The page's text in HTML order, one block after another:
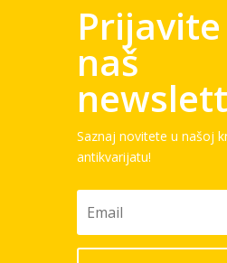
naš
Saznaj novitete u našoj
antikvarijatu!